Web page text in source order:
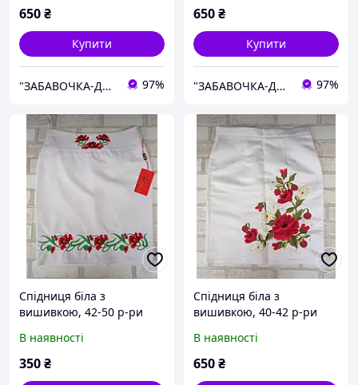
650₴
Купити
"ЗАБАВОЧКА-ДЕКОР" магазин, творча майстерня 97%
650₴
Купити
"ЗАБАВОЧКА-ДЕКОР" магазин, творча майстерня 97%
Спідниця біла з
вишивкою, 42-50 р-ри
В наявності
350₴
Спідниця біла з
вишивкою, 40-42 р-ри
В наявності
650₴